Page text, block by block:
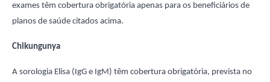
exames têm cobertura obrigatória apenas para os beneficiários de
planos de saúde citados acima.
Chikungunya
A sorologia Elisa (IgG e IgM) têm cobertura obrigatória, prevista no